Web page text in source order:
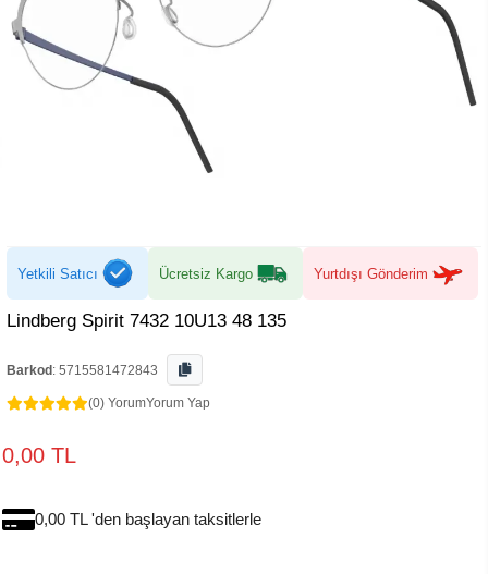
Yetkili Satıcı Ücretsiz Kargo Yurtdışı Gönderim
Lindberg Spirit 7432 10U13 48 135
Barkod : 5715581472843
(0) YorumYorum Yap
0,00 TL
0,00 TL 'den başlayan taksitlerle